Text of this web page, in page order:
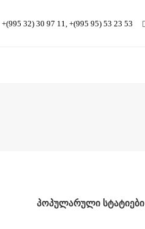
+(995 32) 30 97 11, +(995 95) 53 23 53
ᲞᲝᲞᲣᲚᲐᲠᲣᲚᲘ ᲡᲢᲐᲢᲘᲔᲑᲘ